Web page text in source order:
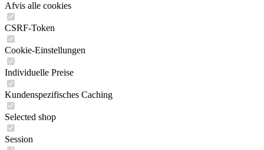
Afvis alle cookies
CSRF-Token
Cookie-Einstellungen
Individuelle Preise
Kundenspezifisches Caching
Selected shop
Session